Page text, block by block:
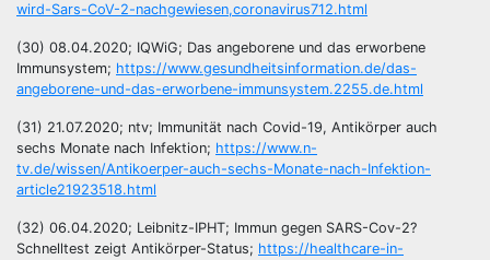
wird-Sars-CoV-2-nachgewiesen,coronavirus712.html
(30) 08.04.2020; IQWiG; Das angeborene und das erworbene
Immunsystem; https://www.gesundheitsinformation.de/das-
angeborene-und-das-erworbene-immunsystem.2255.de.html
(31) 21.07.2020; ntv; Immunität nach Covid-19, Antikörper auch
sechs Monate nach Infektion; https://www.n-
tv.de/wissen/Antikoerper-auch-sechs-Monate-nach-Infektion-
article21923518.html
(32) 06.04.2020; Leibnitz-IPHT; Immun gegen SARS-Cov-2?
Schnelltest zeigt Antikörper-Status; https://healthcare-in-